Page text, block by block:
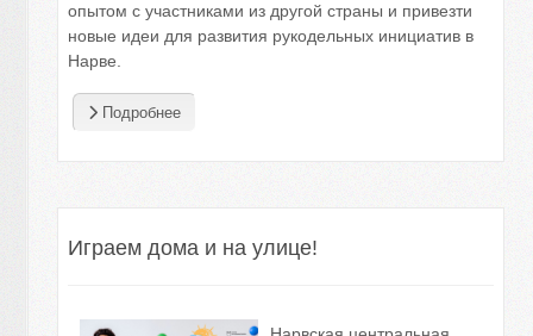
опытом с участниками из другой страны и привезти
новые идеи для развития рукодельных инициатив в
Нарве.
Подробнее
Играем дома и на улице!